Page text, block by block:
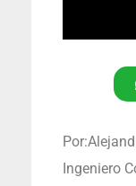
Ingeniero